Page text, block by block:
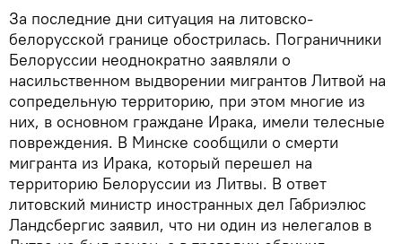
За последние дни ситуация на литовско-
белорусской границе обострилась. Пограничники
Белоруссии неоднократно заявляли о
насильственном выдворении мигрантов Литвой на
сопредельную территорию, при этом многие из
них, в основном граждане Ирака, имели телесные
повреждения. В Минске сообщили о смерти
мигранта из Ирака, который перешел на
территорию Белоруссии из Литвы. В ответ
литовский министр иностранных дел Габриэлюс
Ландсбергис заявил, что ни один из нелегалов в